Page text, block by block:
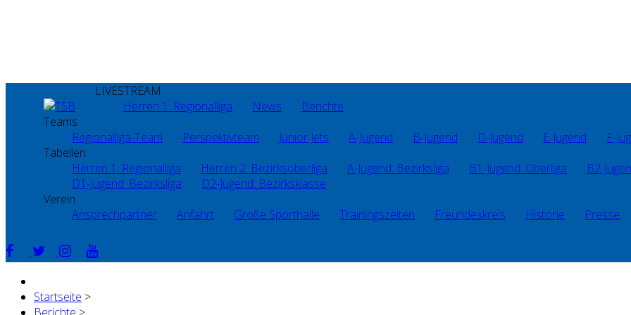
LIVESTREAM
Herren 1: Regionalliga
News
Berichte
Teams
Regionalliga-Team
Perspektivteam Junior Jets A-Jugend B-Jugend D-Jugend E-Jugend F-
Tabellen
Herren 1: Regionalliga
Herren 2: Bezirksoberliga A-Jugend: Bezirksliga B1-Jugend: Oberliga
B2-
D1-Jugend: Bezirksliga
D2-Jugend: Bezirksklasse
Verein
Ansprechpartner
Anfahrt Große Sporthalle Trainingszeiten Freundeskreis Historie Presse
Startseite >